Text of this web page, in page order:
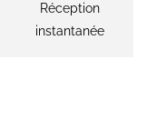
Réception
instantanée